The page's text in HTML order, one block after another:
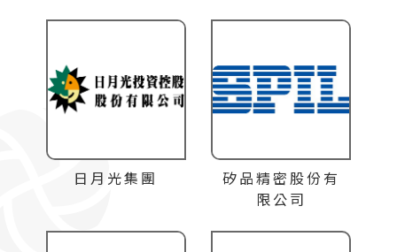
日月光集團
矽品精密股份有
限公司